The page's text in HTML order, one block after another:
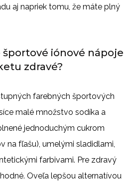
aj napriek tomu, že máte plný
iónové nápoje
zdravé?
farebných športových
malé množstvo sodíka a
jednoduchým cukrom
na fľašu), umelými sladidlami,
farbivami. Pre zdravý
Oveľa lepšou alternatívou